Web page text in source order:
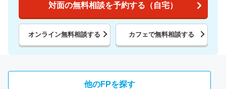
対面の無料相談を予約する（自宅）
オンライン無料相談する カフェで無料相談する
他のFPを探す